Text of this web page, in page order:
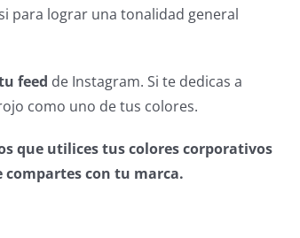
para lograr una tonalidad general
feed de Instagram. Si te dedicas a
como uno de tus colores.
que utilices tus colores corporativos
compartes con tu marca.